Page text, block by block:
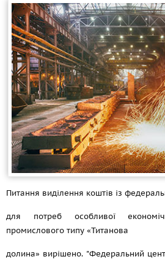
Питання виділення коштів із
для потреб особливої
промислового типу «Титанова
долина» вирішено. "Федеральний